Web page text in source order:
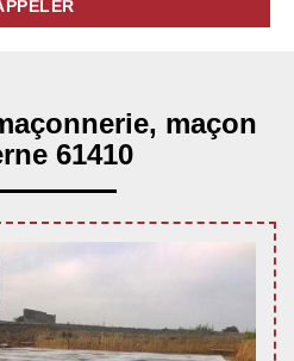
maçon
61410